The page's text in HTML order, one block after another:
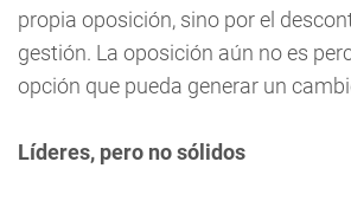
propia oposición, sino por el
gestión. La oposición aún no es
opción que pueda generar un
Líderes, pero no sólidos